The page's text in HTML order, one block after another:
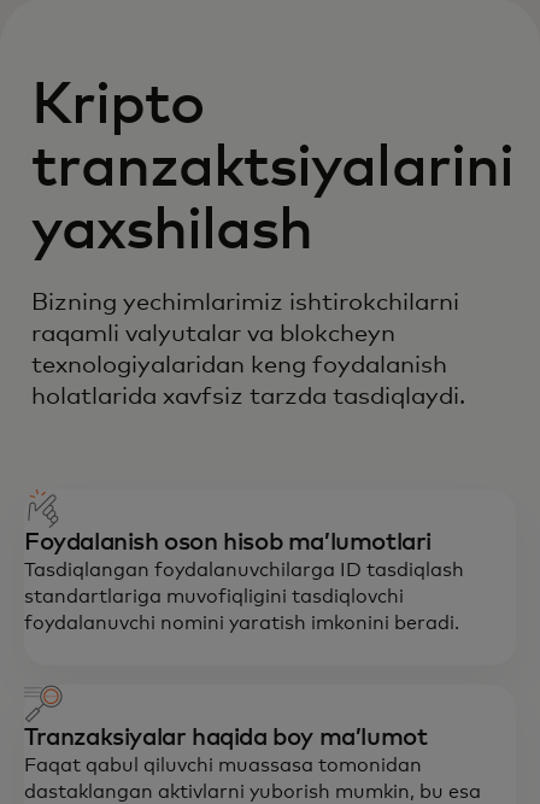
Kripto
tranzaktsiyalarini
yaxshilash
Bizning yechimlarimiz ishtirokchilarni
raqamli valyutalar va blokcheyn
texnologiyalaridan keng foydalanish
holatlarida xavfsiz tarzda tasdiqlaydi.
Foydalanish oson hisob maʼlumotlari
Tasdiqlangan foydalanuvchilarga ID tasdiqlash
standartlariga muvofiqligini tasdiqlovchi
foydalanuvchi nomini yaratish imkonini beradi.
Tranzaksiyalar haqida boy maʼlumot
Faqat qabul qiluvchi muassasa tomonidan
dastaklangan aktivlarni yuborish mumkin, bu esa